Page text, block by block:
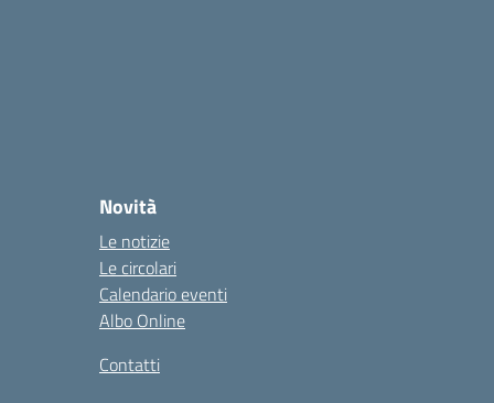
Novità
Le notizie
Le circolari
Calendario eventi
Albo Online
Contatti